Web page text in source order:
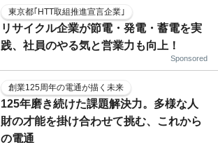
東京都｢HTT取組推進宣言企業｣
リサイクル企業が節電・発電・蓄電を実
践、社員のやる気と営業力も向上！
Sponsored
創業125周年の電通が描く未来
125年磨き続けた課題解決力。多様な人
財の才能を掛け合わせて挑む、これから
の電通